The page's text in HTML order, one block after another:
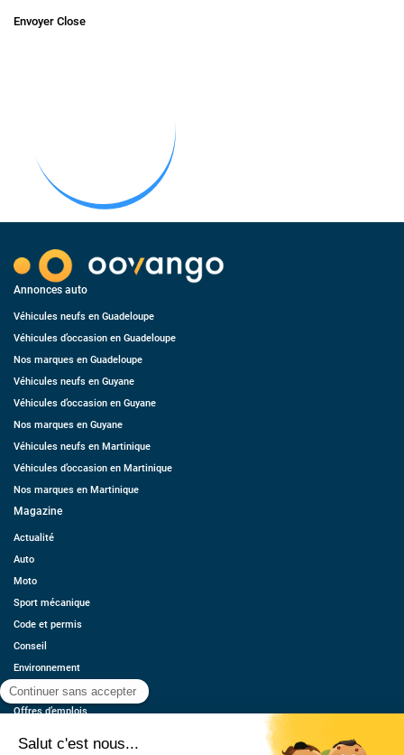
Envoyer Close
Annonces auto
Véhicules neufs en Guadeloupe
Véhicules d’occasion en Guadeloupe
Nos marques en Guadeloupe
Véhicules neufs en Guyane
Véhicules d’occasion en Guyane
Nos marques en Guyane
Véhicules neufs en Martinique
Véhicules d’occasion en Martinique
Nos marques en Martinique
Magazine
Actualité
Auto
Moto
Sport mécanique
Code et permis
Conseil
Environnement
Économie
Offres d’emplois